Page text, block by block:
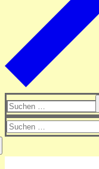
Suchen
nach:
Suchen